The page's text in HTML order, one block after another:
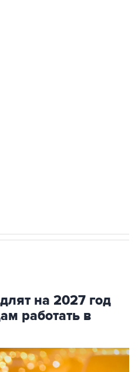
на 2027 год
работать в